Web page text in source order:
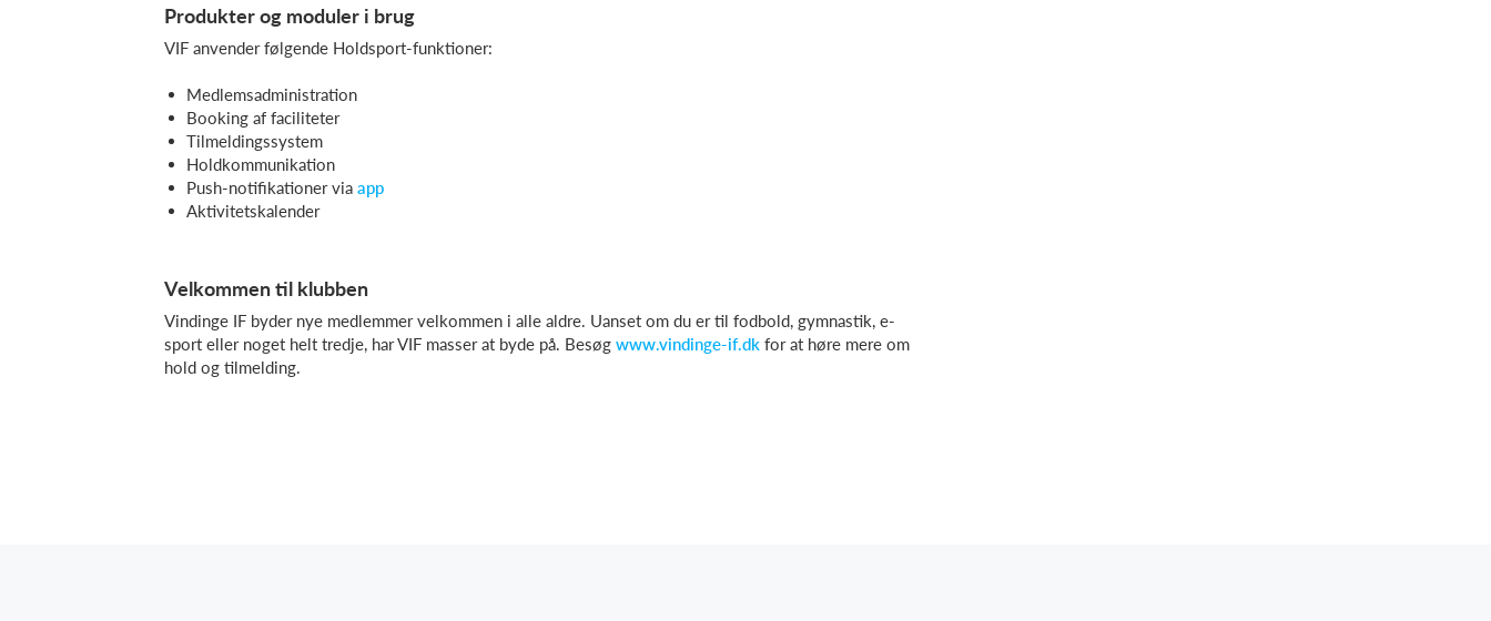
Produkter og moduler i brug
VIF anvender følgende Holdsport-funktioner:
Medlemsadministration
Booking af faciliteter
Tilmeldingssystem
Holdkommunikation
Push-notifikationer via app
Aktivitetskalender
Velkommen til klubben
Vindinge IF byder nye medlemmer velkommen i alle aldre. Uanset om du er til fodbold, gymnastik, e-
sport eller noget helt tredje, har VIF masser at byde på. Besøg www.vindinge-if.dk for at høre mere om
hold og tilmelding.